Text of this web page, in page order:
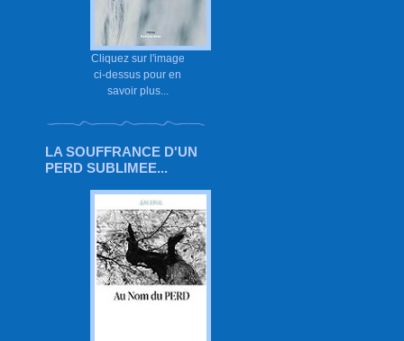
Cliquez sur l'image
ci-dessus pour en
savoir plus...
LA SOUFFRANCE D'UN
PERD SUBLIMEE...